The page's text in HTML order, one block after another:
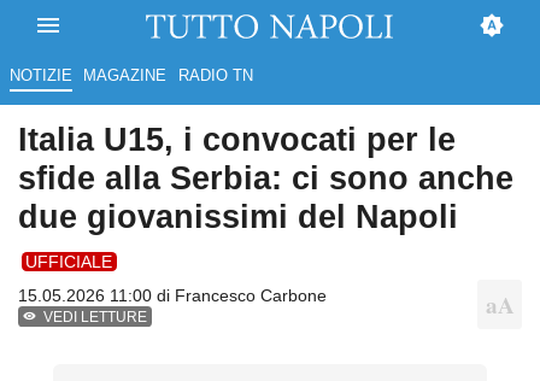
NOTIZIE MAGAZINE RADIO TN
Italia U15, i convocati per le
sfide alla Serbia: ci sono anche
due giovanissimi del Napoli
UFFICIALE
15.05.2026 11:00 di Francesco Carbone
VEDI LETTURE